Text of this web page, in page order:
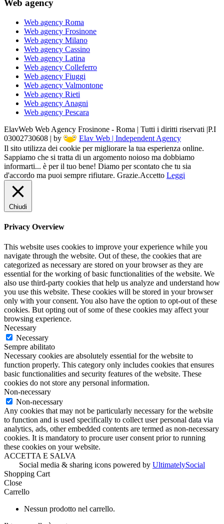
Web agency
Web agency Roma
Web agency Frosinone
Web agency Milano
Web agency Cassino
Web agency Latina
Web agency Colleferro
Web agency Fiuggi
Web agency Valmontone
Web agency Rieti
Web agency Anagni
Web agency Pescara
ElavWeb Web Agency Frosinone - Roma | Tutti i diritti riservati |P.I
03002730608 | by
Elav Web | Independent Agency
Il sito utilizza dei cookie per migliorare la tua esperienza online.
Sappiamo che si tratta di un argomento noioso ma dobbiamo
informarti... è per il tuo bene! Diamo per scontato che tu sia
d'accordo ma puoi sempre rifiutare. Grazie.Accetto Leggi
Chiudi
Privacy Overview
This website uses cookies to improve your experience while you
navigate through the website. Out of these, the cookies that are
categorized as necessary are stored on your browser as they are
essential for the working of basic functionalities of the website. We
also use third-party cookies that help us analyze and understand how
you use this website. These cookies will be stored in your browser
only with your consent. You also have the option to opt-out of these
cookies. But opting out of some of these cookies may affect your
browsing experience.
Necessary
Necessary
Sempre abilitato
Necessary cookies are absolutely essential for the website to
function properly. This category only includes cookies that ensures
basic functionalities and security features of the website. These
cookies do not store any personal information.
Non-necessary
Non-necessary
Any cookies that may not be particularly necessary for the website
to function and is used specifically to collect user personal data via
analytics, ads, other embedded contents are termed as non-necessary
cookies. It is mandatory to procure user consent prior to running
these cookies on your website.
ACCETTA E SALVA
Social media & sharing icons powered by UltimatelySocial
Shopping Cart
Close
Carrello
Nessun prodotto nel carrello.